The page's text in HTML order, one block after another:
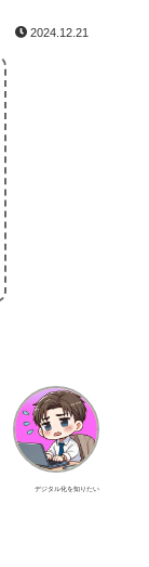
2024.12.21
デジタル化を知りたい